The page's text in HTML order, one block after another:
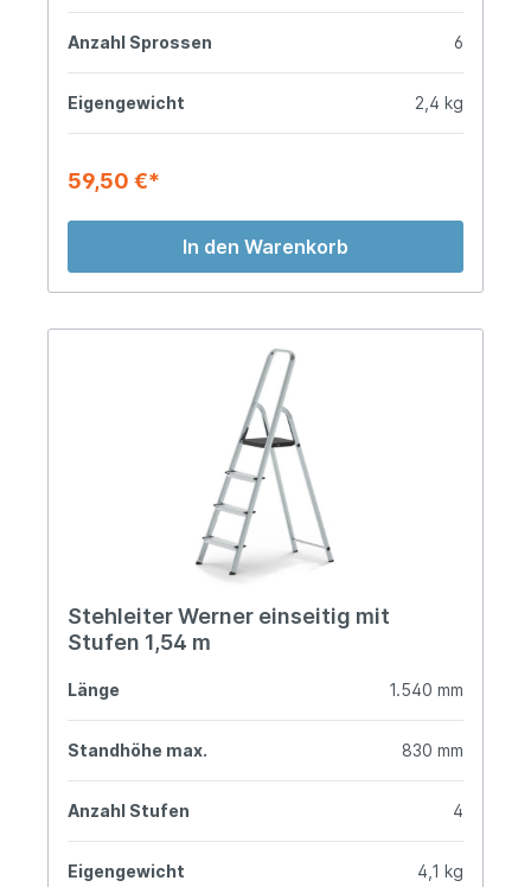
Anzahl Sprossen 6
Eigengewicht 2,4 kg
59,50 €*
In den Warenkorb
Stehleiter Werner einseitig mit
Stufen 1,54 m
Länge 1.540 mm
Standhöhe max. 830 mm
Anzahl Stufen 4
Eigengewicht 4,1 kg